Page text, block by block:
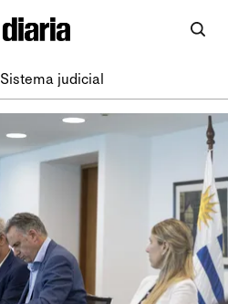
Sistema judicial